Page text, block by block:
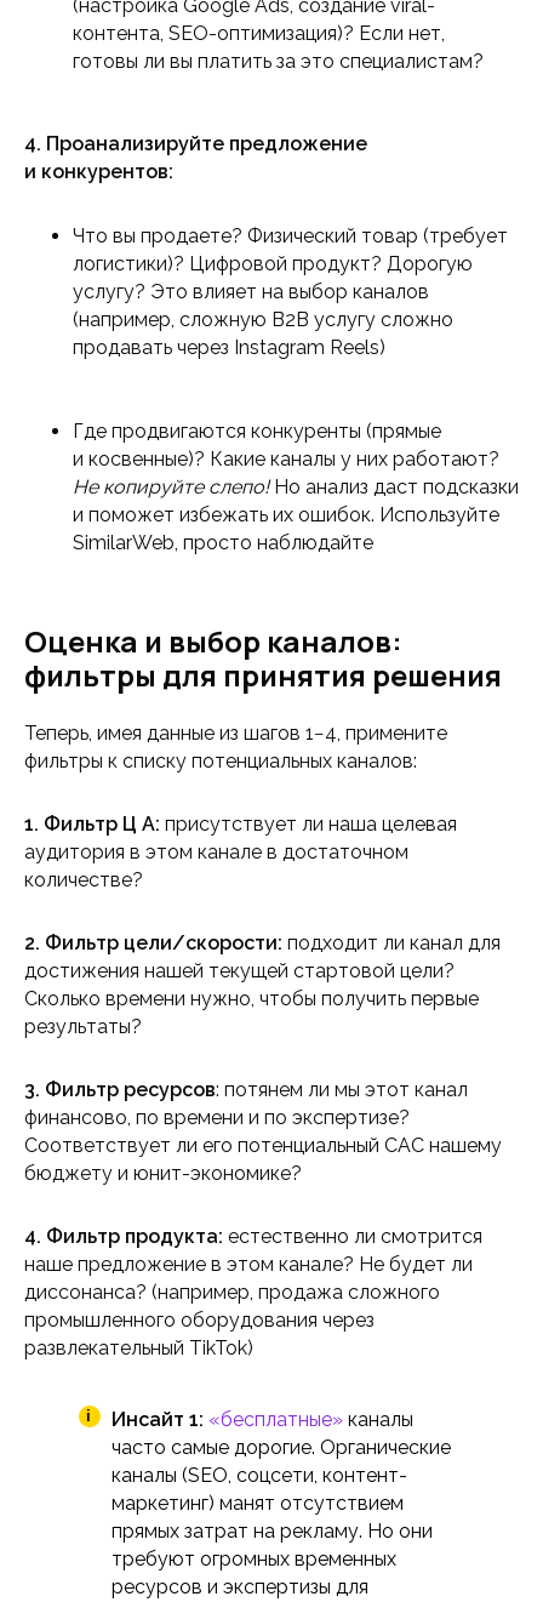
(настройка Google Ads, создание viral-
контента, SEO-оптимизация)? Если нет,
готовы ли вы платить за это специалистам?
4. Проанализируйте предложение
и конкурентов:
Что вы продаете? Физический товар (требует
логистики)? Цифровой продукт? Дорогую
услугу? Это влияет на выбор каналов
(например, сложную B2B услугу сложно
продавать через Instagram Reels)
Где продвигаются конкуренты (прямые
и косвенные)? Какие каналы у них работают?
Не копируйте слепо!Но анализ даст подсказки
и поможет избежать их ошибок. Используйте
SimilarWeb, просто наблюдайте
Оценка и выбор каналов:
фильтры для принятия решения
Теперь, имея данные из шагов 1−4, примените
фильтры к списку потенциальных каналов:
1. Фильтр Ц А: присутствует ли наша целевая
аудитория в этом канале в достаточном
количестве?
2. Фильтр цели/скорости: подходит ли канал для
достижения нашей текущей стартовой цели?
Сколько времени нужно, чтобы получить первые
результаты?
3. Фильтр ресурсов: потянем ли мы этот канал
финансово, по времени и по экспертизе?
Соответствует ли его потенциальный CAC нашему
бюджету и юнит-экономике?
4. Фильтр продукта: естественно ли смотрится
наше предложение в этом канале? Не будет ли
диссонанса? (например, продажа сложного
промышленного оборудования через
развлекательный TikTok)
Инсайт 1: «бесплатные» каналы
часто самые дорогие. Органические
каналы (SEO, соцсети, контент-
маркетинг) манят отсутствием
прямых затрат на рекламу. Но они
требуют огромных временных
ресурсов и экспертизы для
i